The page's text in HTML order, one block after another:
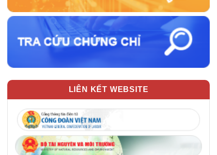
LIÊN KẾT WEBSITE